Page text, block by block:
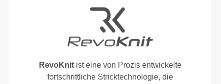
RevoKnit ist eine von Prozis entwickelte
fortschrittliche Stricktechnologie, die